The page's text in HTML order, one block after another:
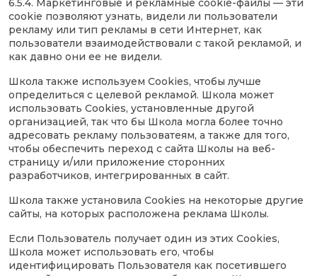
6.5.4. Маркетинговые и рекламные cookie-файлы — эти
cookie позволяют узнать, видели ли пользователи
рекламу или тип рекламы в сети Интернет, как
пользователи взаимодействовали с такой рекламой, и
как давно они ее не видели.
Школа также используем Cookies, чтобы лучше
определиться с целевой рекламой. Школа может
использовать Cookies, установленные другой
организацией, так что бы Школа могла более точно
адресовать рекламу пользоватеям, а также для того,
чтобы обеспечить переход с сайта Школы на веб-
страницу и/или приложение сторонних
разработчиков, интегрированных в сайт.
Школа также установила Cookies на некоторые другие
сайты, на которых расположена реклама Школы.
Если Пользователь получает один из этих Cookies,
Школа может использовать его, чтобы
идентифицировать Пользователя как посетившего